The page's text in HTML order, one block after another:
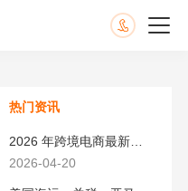
热门资讯
2026-04-20